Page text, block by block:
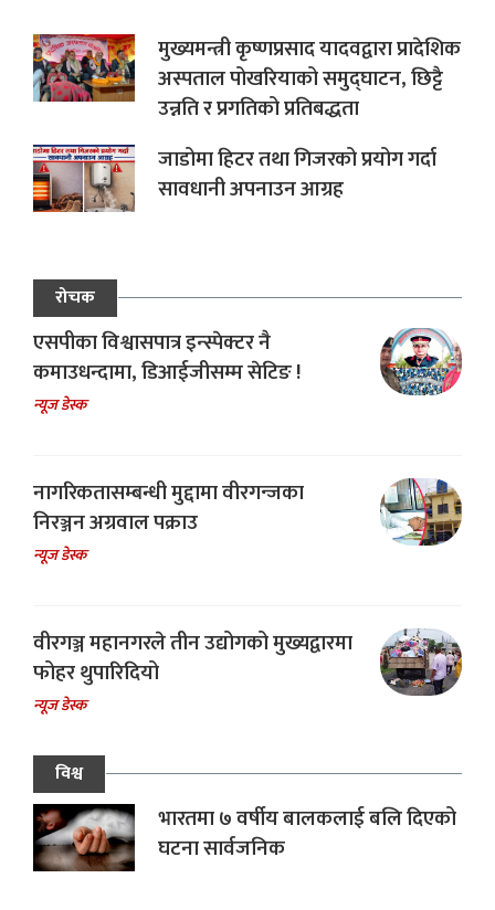
मुख्यमन्त्री कृष्णप्रसाद यादवद्वारा प्रादेशिक
अस्पताल पोखरियाको समुद्घाटन, छिट्टै
उन्नति र प्रगतिको प्रतिबद्धता
जाडोमा हिटर तथा गिजरको प्रयोग गर्दा
सावधानी अपनाउन आग्रह
रोचक
एसपीका विश्वासपात्र इन्स्पेक्टर नै
कमाउधन्दामा, डिआईजीसम्म सेटिङ !
न्यूज डेस्क
नागरिकतासम्बन्धी मुद्दामा वीरगन्जका
निरञ्जन अग्रवाल पक्राउ
न्यूज डेस्क
वीरगञ्ज महानगरले तीन उद्योगको मुख्यद्वारमा
फोहर थुपारिदियो
न्यूज डेस्क
विश्व
भारतमा ७ वर्षीय बालकलाई बलि दिएको
घटना सार्वजनिक